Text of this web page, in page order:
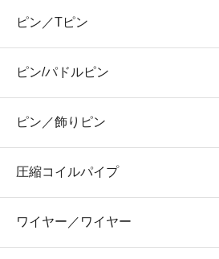
ピン／Tピン
ピン/パドルピン
ピン／飾りピン
圧縮コイルパイプ
ワイヤー／ワイヤー